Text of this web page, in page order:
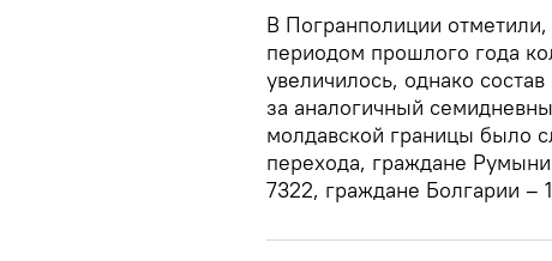
В Погранполиции
периодом прошлого года
увеличилось, однако
за аналогичный
молдавской границы было
перехода, граждане
7322, граждане Болгарии –